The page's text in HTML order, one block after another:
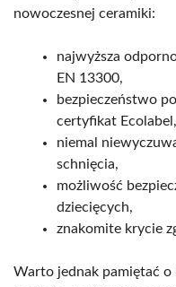
nowoczesnej ceramiki:
najwyższa
EN 13300,
bezpieczeństwo
certyfikat Ecolabel,
niemal
schnięcia,
możliwość
dziecięcych,
znakomite krycie
Warto jednak pamiętać